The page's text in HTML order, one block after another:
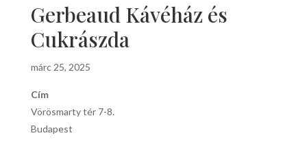
Gerbeaud Kávéház és
Cukrászda
márc 25, 2025
Cím
Vörösmarty tér 7-8.
Budapest